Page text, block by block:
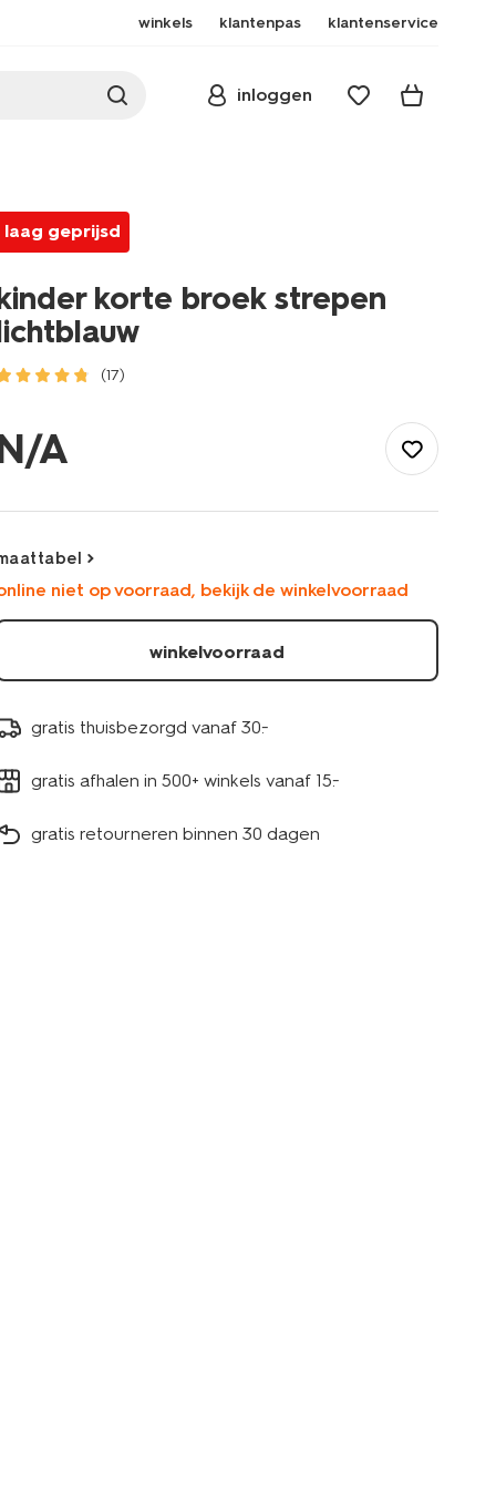
winkels klantenpas klantenservice
inloggen
laag geprijsd
korte broek strepen
(17)
korte-
broek-
strepen-
A
niet op voorraad, bekijk de winkelvoorraad
winkelvoorraad
gratis thuisbezorgd vanaf 30.-
gratis afhalen in 500+ winkels vanaf 15.-
gratis retourneren binnen 30 dagen